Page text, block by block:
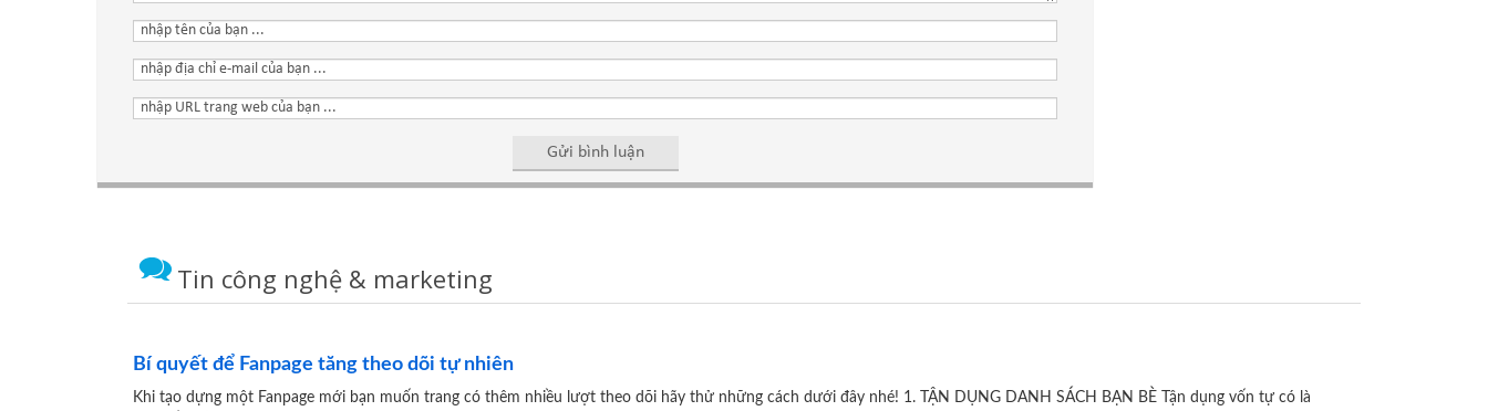
Tin công nghệ & marketing
Bí quyết để Fanpage tăng theo dõi tự nhiên
Khi tạo dựng một Fanpage mới bạn muốn trang có thêm nhiều lượt theo dõi hãy thử những cách dưới đây nhé! 1. TẬN DỤNG DANH SÁCH BẠN BÈ Tận dụng vốn tự có là